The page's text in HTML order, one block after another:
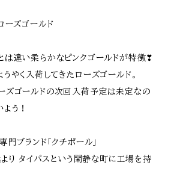
ズゴールド
は違い柔らかなピンクゴールドが特徴❣
やく入荷してきたローズゴールド。
ズゴールドの次回入荷予定は未定なの
う！
門ブランド「クチポール」
り タイパスという閑静な町に工場を持